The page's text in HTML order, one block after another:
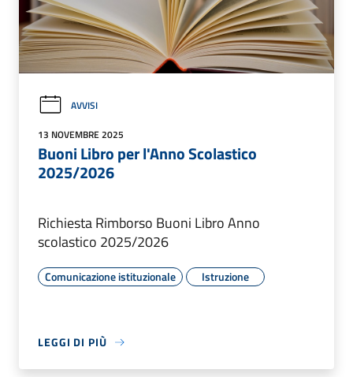
AVVISI
13 NOVEMBRE 2025
Buoni Libro per l'Anno Scolastico
2025/2026
Richiesta Rimborso Buoni Libro Anno
scolastico 2025/2026
Comunicazione istituzionale Istruzione
LEGGI DI PIÙ